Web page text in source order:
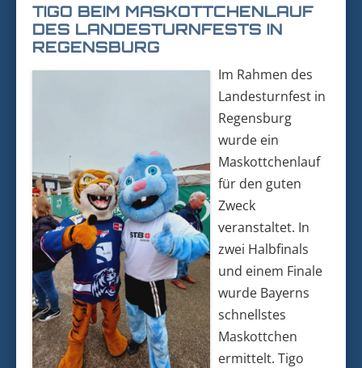
TIGO BEIM MASKOTTCHENLAUF
DES LANDESTURNFESTS IN
REGENSBURG
Im Rahmen des
Landesturnfest in
Regensburg
wurde ein
Maskottchenlauf
für den guten
Zweck
veranstaltet. In
zwei Halbfinals
und einem Finale
wurde Bayerns
schnellstes
Maskottchen
ermittelt. Tigo